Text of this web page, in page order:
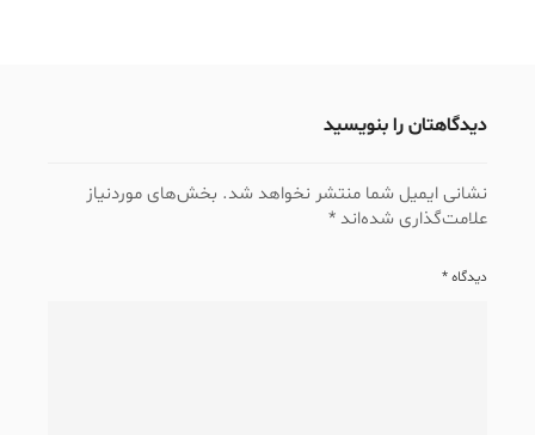
دیدگاهتان را بنویسید
نشانی ایمیل شما منتشر نخواهد شد. بخش‌های موردنیاز
علامت‌گذاری شده‌اند*
دیدگاه*